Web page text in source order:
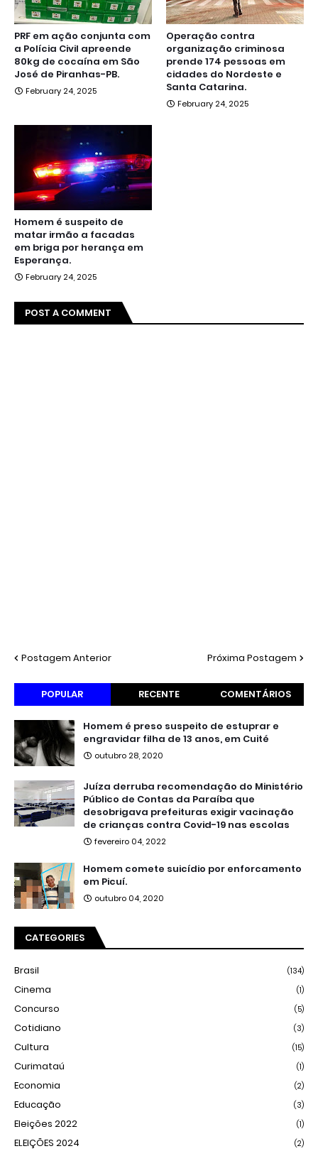
PRF em ação conjunta com
a Polícia Civil apreende
80kg de cocaína em São
José de Piranhas-PB.
February 24, 2025
Operação contra
organização criminosa
prende 174 pessoas em
cidades do Nordeste e
Santa Catarina.
February 24, 2025
Homem é suspeito de
matar irmão a facadas
em briga por herança em
Esperança.
February 24, 2025
POST A COMMENT
Postagem Anterior Próxima Postagem
POPULAR RECENTE COMENTÁRIOS
Homem é preso suspeito de estuprar e
engravidar filha de 13 anos, em Cuité
outubro 28, 2020
Juíza derruba recomendação do Ministério
Público de Contas da Paraíba que
desobrigava prefeituras exigir vacinação
de crianças contra Covid-19 nas escolas
fevereiro 04, 2022
Homem comete suicídio por enforcamento
em Picuí.
outubro 04, 2020
CATEGORIES
Brasil (134)
Cinema (1)
Concurso (5)
Cotidiano (3)
Cultura (15)
Curimataú (1)
Economia (2)
Educação (3)
Eleições 2022 (1)
ELEIÇÕES 2024 (2)